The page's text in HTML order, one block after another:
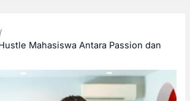
Mahasiswa Antara Passion dan